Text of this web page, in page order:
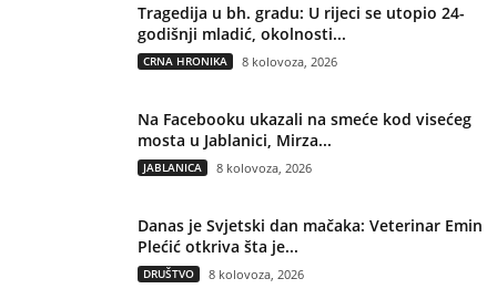
Tragedija u bh. gradu: U rijeci se utopio 24-
godišnji mladić, okolnosti...
CRNA HRONIKA 8 kolovoza, 2026
Na Facebooku ukazali na smeće kod visećeg
mosta u Jablanici, Mirza...
JABLANICA 8 kolovoza, 2026
Danas je Svjetski dan mačaka: Veterinar Emin
Plećić otkriva šta je...
DRUŠTVO 8 kolovoza, 2026